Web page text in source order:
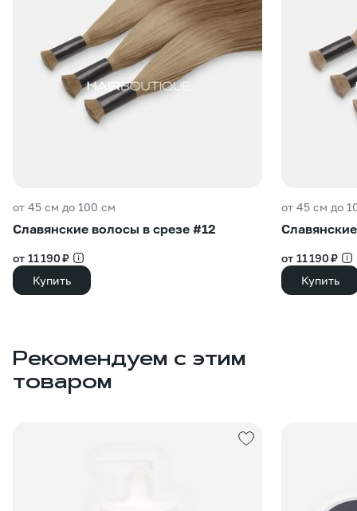
от 45 см до 100 см
Славянские волосы в срезе #12
от 11 190 ₽
Купить
от 45 см до
от 11 190 ₽
Купить
Рекомендуем с этим
товаром